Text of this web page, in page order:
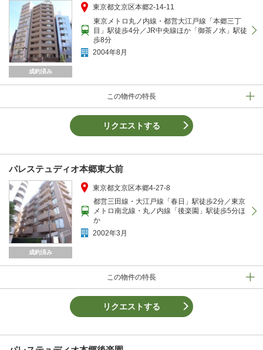
成約済み
この物件の特長
東京都文京区本郷2-14-11
東京メトロ丸ノ内線・都営大江戸線「本郷三丁
目」駅徒歩4分／JR中央線ほか「御茶ノ水」駅徒
歩8分
2004年8月
リクエストする
パレステュディオ本郷東大前
成約済み
この物件の特長
東京都文京区本郷4-27-8
都営三田線・大江戸線「春日」駅徒歩2分／東京
メトロ南北線・丸ノ内線「後楽園」駅徒歩5分ほ
か
2002年3月
リクエストする